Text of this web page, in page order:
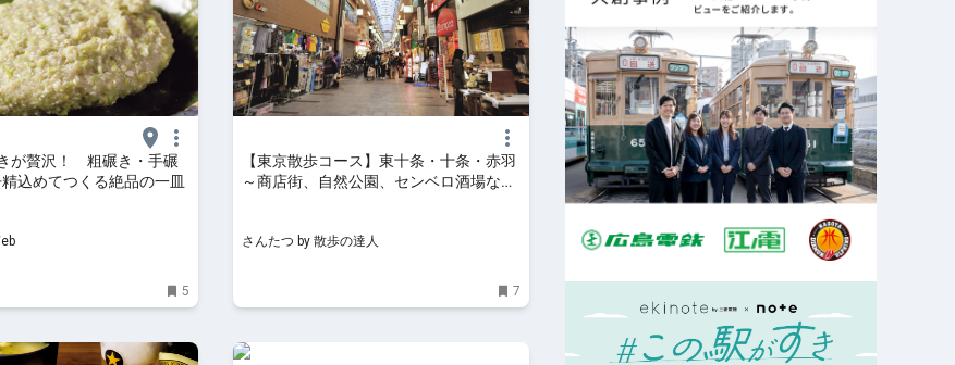
が贅沢！ 粗碾き・手碾
込めてつくる絶品の一皿
5
【東京散歩コース】東十条・十条・赤羽
～商店街、自然公園、センベロ酒場など
さんたつ by 散歩の達人
7